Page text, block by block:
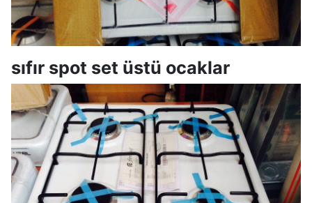
sıfır spot set üstü ocaklar